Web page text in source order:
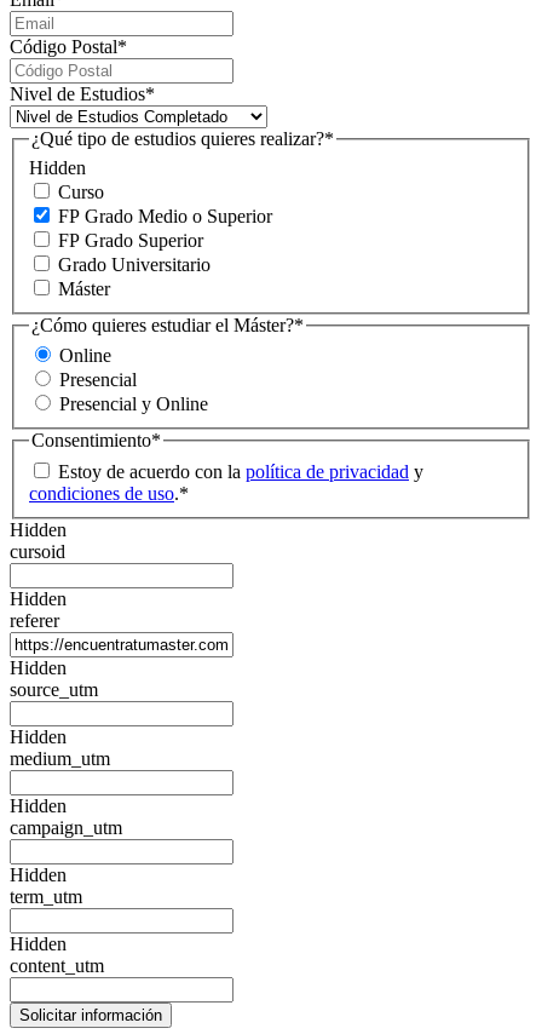
Código Postal*
Nivel de Estudios*
Hidden
¿Qué tipo de estudios quieres realizar?*
Curso
FP Grado Medio o Superior
FP Grado Superior
Grado Universitario
Máster
¿Cómo quieres estudiar el Máster?*
Online
Presencial
Presencial y Online
Consentimiento*
Estoy de acuerdo con la política de privacidad y
condiciones de uso.*
Hidden
cursoid
Hidden
referer
Hidden
source_utm
Hidden
medium_utm
Hidden
campaign_utm
Hidden
term_utm
Hidden
content_utm